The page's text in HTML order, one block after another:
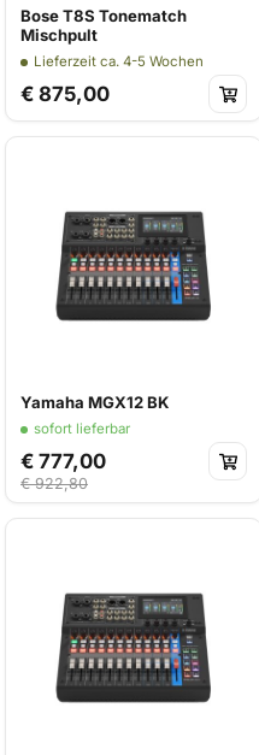
Bose T8S Tonematch
Mischpult
Lieferzeit ca. 4-5 Wochen
€ 875,00
Yamaha MGX12 BK
sofort lieferbar
€ 777,00
€ 922,80